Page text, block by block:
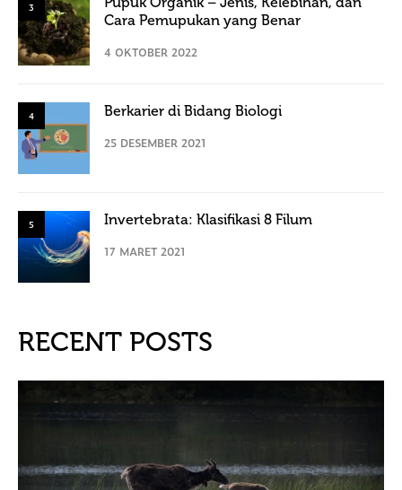
3
Cara Pemupukan yang Benar
4 OKTOBER 2022
4 Berkarier di Bidang Biologi
25 DESEMBER 2021
5 Invertebrata: Klasifikasi 8 Filum
17 MARET 2021
RECENT POSTS